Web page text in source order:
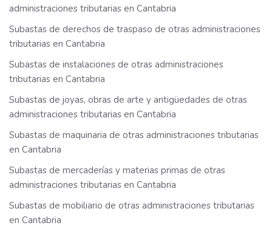
administraciones tributarias en Cantabria
Subastas de derechos de traspaso de otras administraciones
tributarias en Cantabria
Subastas de instalaciones de otras administraciones
tributarias en Cantabria
Subastas de joyas, obras de arte y antigüedades de otras
administraciones tributarias en Cantabria
Subastas de maquinaria de otras administraciones tributarias
en Cantabria
Subastas de mercaderías y materias primas de otras
administraciones tributarias en Cantabria
Subastas de mobiliario de otras administraciones tributarias
en Cantabria